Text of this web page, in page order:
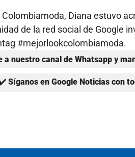
Colombiamoda, Diana estuvo
de la red social de Google
#mejorlookcolombiamoda.
a nuestro canal de Whatsapp y
Síganos en Google Noticias con